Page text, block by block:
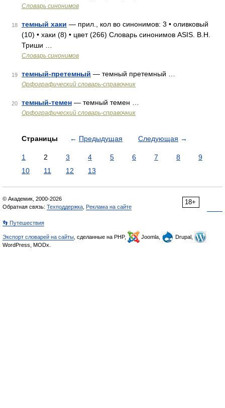
Словарь синонимов
18 темный хаки — прил., кол во синонимов: 3 • оливковый
(10) • хаки (8) • цвет (266) Словарь синонимов ASIS. В.Н.
Триши …
Словарь синонимов
19 темный-претемный — темный претемный …
Орфографический словарь-справочник
20 темный-темен — темный темен …
Орфографический словарь-справочник
Страницы ← Предыдущая Следующая →
1 2 3 4 5 6 7 8
9
10
11 12 13
18+
© Академик, 2000-2026
Обратная связь: Техподдержка Реклама на сайте
👣 Путешествия
Экспорт словарей на сайты , сделанные на PHP, Joomla,
Drupal,
WordPress, MODx.